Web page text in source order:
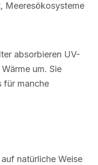
Meeresökosysteme
absorbieren UV-
um. Sie
für manche
natürliche Weise